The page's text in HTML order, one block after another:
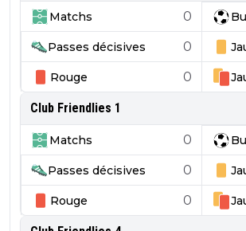
Matchs 0
Passes décisives 0
Rouge 0
Club Friendlies 1
Matchs 0
Passes décisives 0
Rouge 0